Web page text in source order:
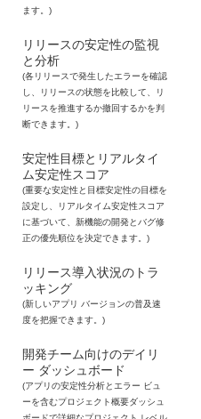
ます。)
リリースの安定性の監視
と分析
(各リリースで発生したエラーを確認
し、リリースの状態を比較して、リ
リースを推進するか撤回するかを判
断できます。)
安定性目標とリアルタイ
ム安定性スコア
(重要な安定性と目標安定性の目標を
設定し、リアルタイム安定性スコア
に基づいて、新機能の開発とバグ修
正の優先順位を決定できます。)
リリース導入状況のトラ
ッキング
(新しいアプリ バージョンの普及速
度を把握できます。)
開発チーム向けのデイリ
ー ダッシュボード
(アプリの安定性分析とエラー ビュ
ーを含むプロジェクト概要ダッシュ